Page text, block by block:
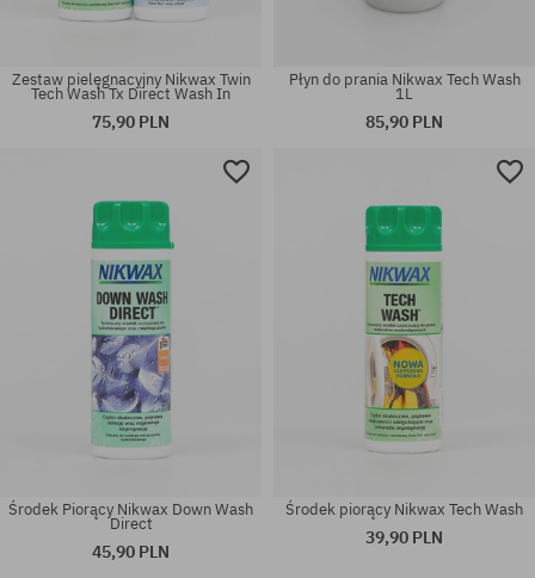
Zestaw pielęgnacyjny Nikwax Twin
Tech Wash Tx Direct Wash In
75,90 PLN
Płyn do prania Nikwax Tech Wash
1L
85,90 PLN
Środek Piorący Nikwax Down Wash
Direct
45,90 PLN
Środek piorący Nikwax Tech Wash
39,90 PLN